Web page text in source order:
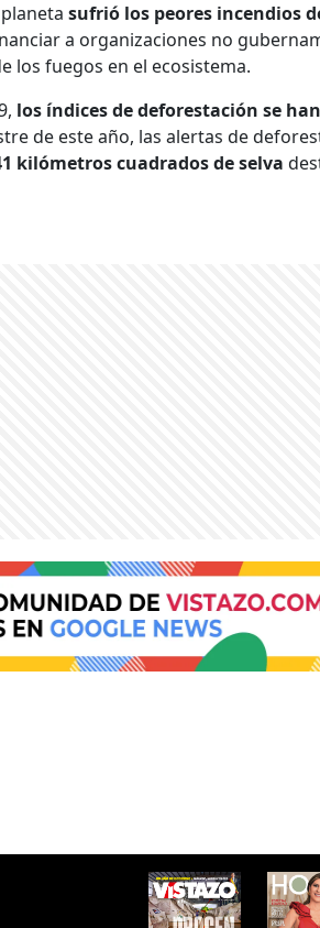
sufrió los peores incendios
a organizaciones no
los fuegos en el ecosistema.
los índices de deforestación se
de este año, las alertas de
kilómetros cuadrados de selva